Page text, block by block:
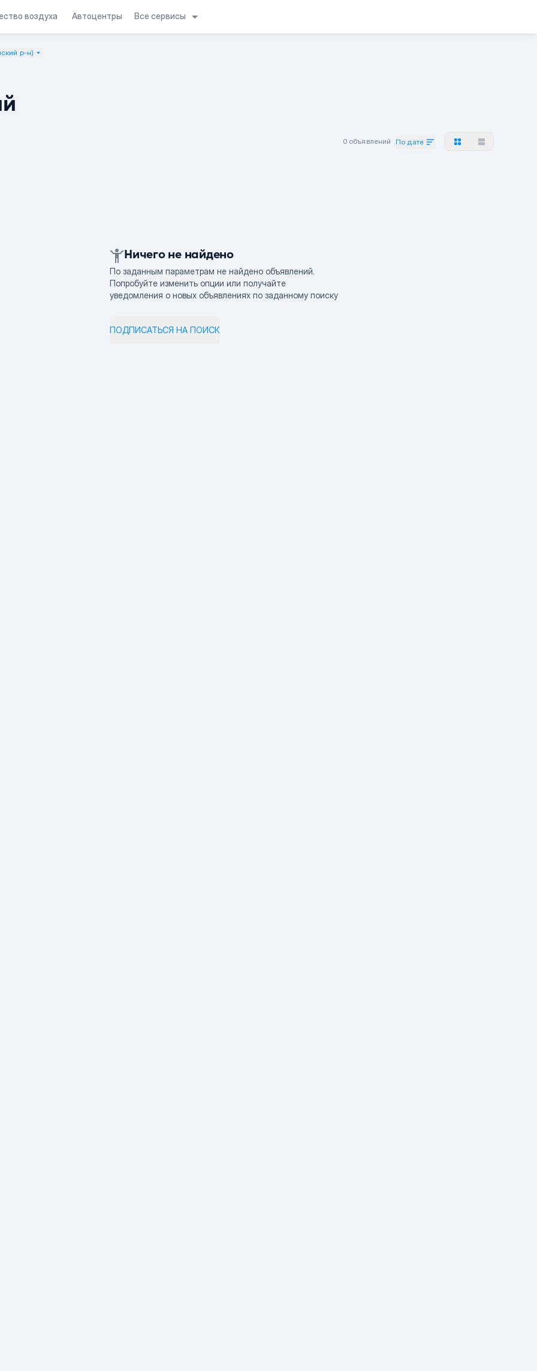
воздуха Автоцентры Все сервисы
р-н)
0 объявлений По дате
Ничего не найдено
По заданным параметрам не найдено объявлений.
Попробуйте изменить опции или получайте
уведомления о новых объявлениях по заданному поиску
ПОДПИСАТЬСЯ НА ПОИСК